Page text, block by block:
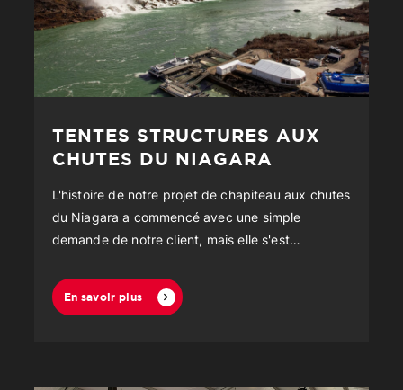
TENTES STRUCTURES AUX
CHUTES DU NIAGARA
L'histoire de notre projet de chapiteau aux chutes
du Niagara a commencé avec une simple
demande de notre client, mais elle s'est
passionnante.
En savoir plus